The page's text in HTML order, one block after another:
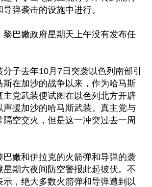
弹袭击的设施中进行。
黎巴嫩政府星期天上午没有发布任
子去年10月7日突袭以色列南部引
斯在加沙的战争以来，作为哈马斯
主党武装便试图在以色列北方开辟
声援加沙的哈马斯武装。真主党与
隔空交火，但是这一冲突过去一周
巴嫩和伊拉克的火箭弹和导弹的袭
星期六夜间防空警报此起彼伏。不
示，绝大多数火箭弹和导弹遭到以